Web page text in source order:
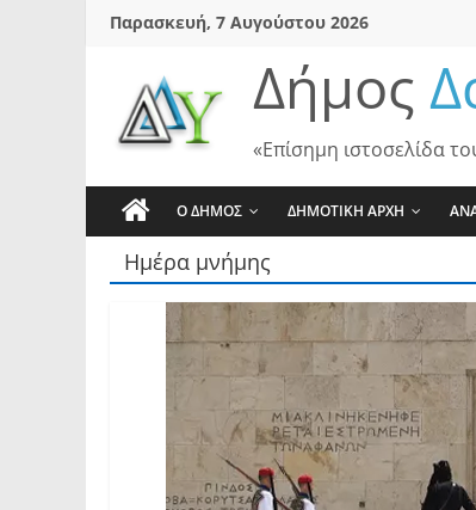
SkipΠαρασκευή, 7 Αυγούστου 2026
Δήμος
«Επίσημη ιστοσελίδα
Ο ΔΗΜΟΣ ΔΗΜΟΤΙΚΗ ΑΡΧΗ
Ημέρα μνήμης